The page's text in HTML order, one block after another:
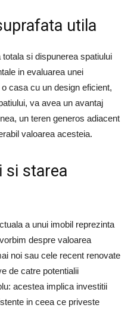
utila
si dispunerea spatiului
in evaluarea unei
casa cu un design eficient,
va avea un avantaj
un teren generos adiacent
valoarea acesteia.
si starea
a unui imobil reprezinta
despre valoarea
noi sau cele recent renovate
de catre potentialii
acestea implica investitii
in ceea ce priveste